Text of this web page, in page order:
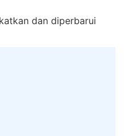
dan diperbarui